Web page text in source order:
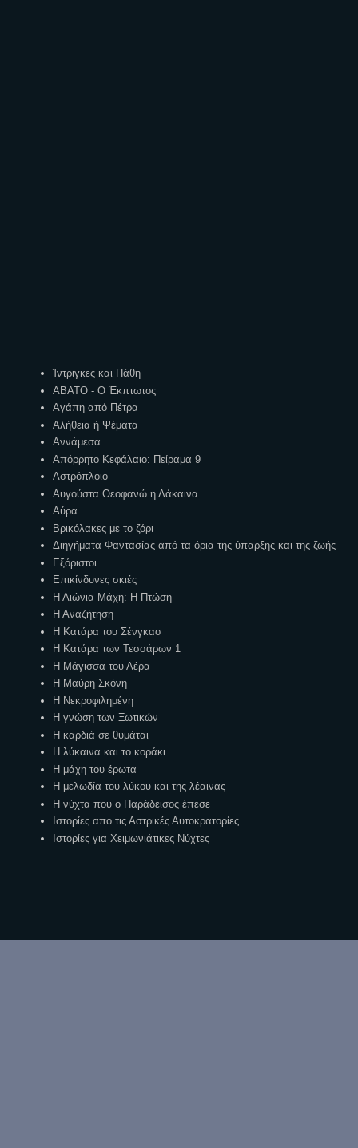
Ίντριγκες και Πάθη
ΑΒΑΤΟ - Ο Έκπτωτος
Αγάπη από Πέτρα
Αλήθεια ή Ψέματα
Αννάμεσα
Απόρρητο Κεφάλαιο: Πείραμα 9
Αστρόπλοιο
Αυγούστα Θεοφανώ η Λάκαινα
Αύρα
Βρικόλακες με το ζόρι
Διηγήματα Φαντασίας από τα όρια της ύπαρξης και της ζωής
Εξόριστοι
Επικίνδυνες σκιές
Η Αιώνια Μάχη: Η Πτώση
Η Αναζήτηση
Η Κατάρα του Σένγκαο
Η Κατάρα των Τεσσάρων 1
Η Μάγισσα του Αέρα
Η Μαύρη Σκόνη
Η Νεκροφιλημένη
Η γνώση των Ξωτικών
Η καρδιά σε θυμάται
Η λύκαινα και το κοράκι
Η μάχη του έρωτα
Η μελωδία του λύκου και της λέαινας
Η νύχτα που ο Παράδεισος έπεσε
Ιστορίες απο τις Αστρικές Αυτοκρατορίες
Ιστορίες για Χειμωνιάτικες Νύχτες